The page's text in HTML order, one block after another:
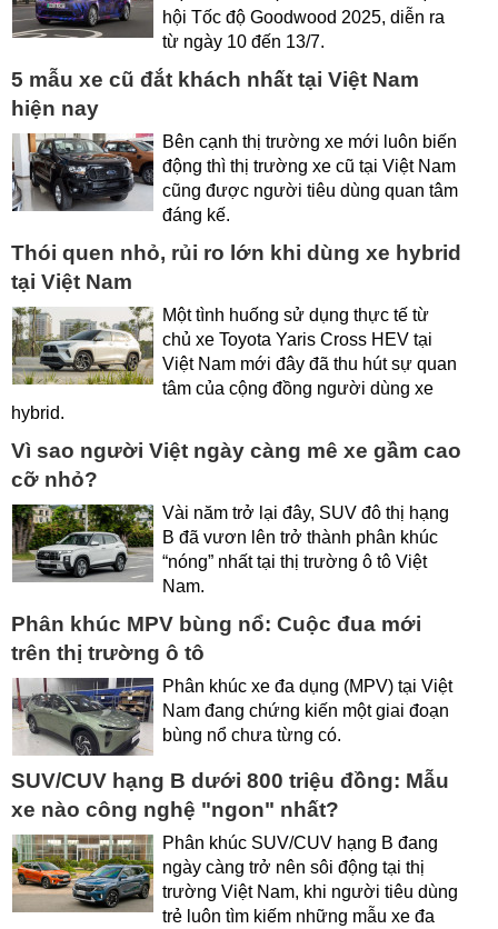
hội Tốc độ Goodwood 2025, diễn ra
từ ngày 10 đến 13/7.
5 mẫu xe cũ đắt khách nhất tại Việt Nam
hiện nay
Bên cạnh thị trường xe mới luôn biến
động thì thị trường xe cũ tại Việt Nam
cũng được người tiêu dùng quan tâm
đáng kế.
Thói quen nhỏ, rủi ro lớn khi dùng xe hybrid
tại Việt Nam
Một tình huống sử dụng thực tế từ
chủ xe Toyota Yaris Cross HEV tại
Việt Nam mới đây đã thu hút sự quan
tâm của cộng đồng người dùng xe
hybrid.
Vì sao người Việt ngày càng mê xe gầm cao
cỡ nhỏ?
Vài năm trở lại đây, SUV đô thị hạng
B đã vươn lên trở thành phân khúc
“nóng” nhất tại thị trường ô tô Việt
Nam.
Phân khúc MPV bùng nổ: Cuộc đua mới
trên thị trường ô tô
Phân khúc xe đa dụng (MPV) tại Việt
Nam đang chứng kiến một giai đoạn
bùng nổ chưa từng có.
SUV/CUV hạng B dưới 800 triệu đồng: Mẫu
xe nào công nghệ "ngon" nhất?
Phân khúc SUV/CUV hạng B đang
ngày càng trở nên sôi động tại thị
trường Việt Nam, khi người tiêu dùng
trẻ luôn tìm kiếm những mẫu xe đa